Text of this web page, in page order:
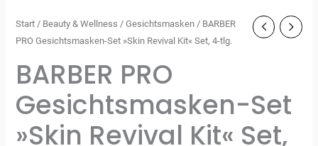
Start / Beauty & Wellness /Gesichtsmasken / BARBER
PRO Gesichtsmasken-Set »Skin Revival Kit« Set, 4-tlg.
BARBER PRO
Gesichtsmasken-Set
»Skin Revival Kit« Set,